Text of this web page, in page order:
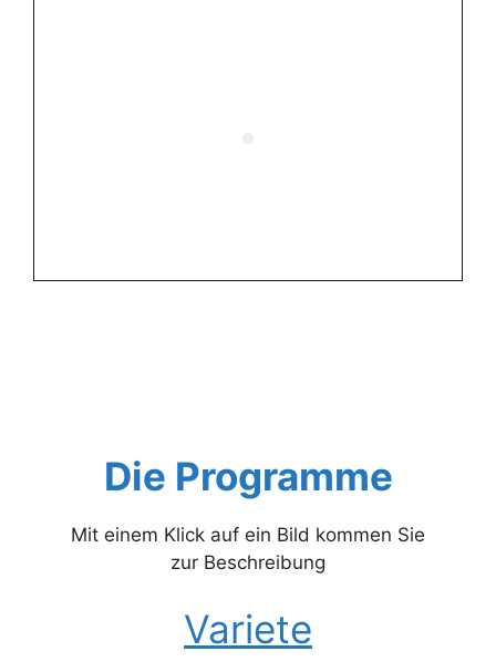
Die Programme
Mit einem Klick auf ein Bild kommen Sie
zur Beschreibung
Variete